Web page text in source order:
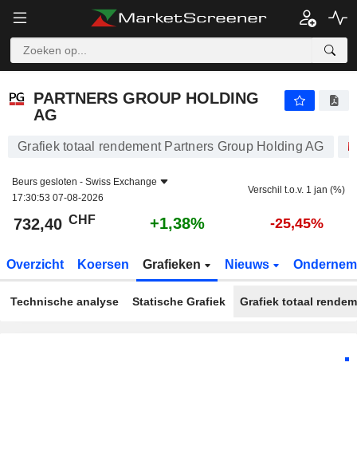
PARTNERS GROUP HOLDING
AG
Grafiek totaal rendement Partners Group Holding AG
Beurs gesloten - Swiss Exchange
17:30:53 07-08-2026
Verschil t.o.v. 1 jan (%)
732,40 CHF +1,38% -25,45%
Overzicht Koersen Grafieken Nieuws
Technische analyse Statische Grafiek Grafiek totaal